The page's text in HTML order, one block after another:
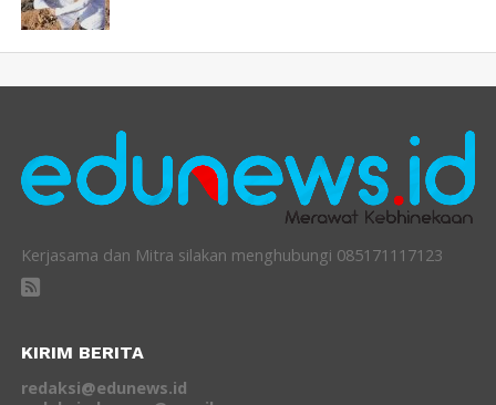
Kerjasama dan Mitra silakan menghubungi 085171117123
KIRIM BERITA
redaksi@edunews.id